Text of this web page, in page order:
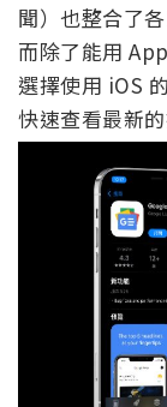
聞）也整合了
而除了能用
選擇使用 iOS
快速查看最新